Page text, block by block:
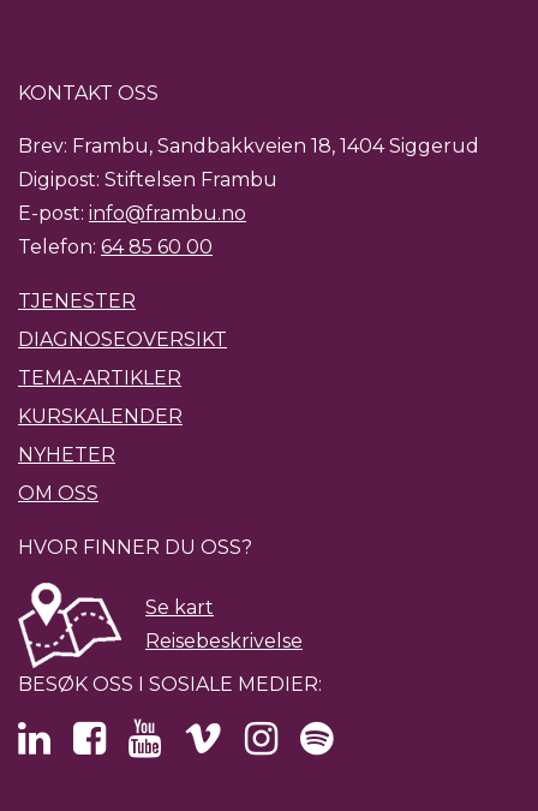
KONTAKT OSS
Brev: Frambu, Sandbakkveien 18, 1404 Siggerud
Digipost: Stiftelsen Frambu
E-post: info@frambu.no
Telefon: 64 85 60 00
TJENESTER
DIAGNOSEOVERSIKT
TEMA-ARTIKLER
KURSKALENDER
NYHETER
OM OSS
HVOR FINNER DU OSS?
Se kart
Reisebeskrivelse
BESØK OSS I SOSIALE MEDIER: